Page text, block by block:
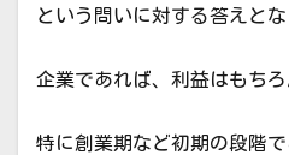
という問いに対する答えとな
企業であれば、利益はもちろ
特に創業期など初期の段階